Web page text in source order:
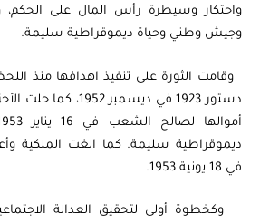
واحتكار وسيطرة رأس المال على الحكم،
وجيش وطني وحياة ديموقراطية سليمة.
وقامت الثورة على تنفيذ اهدافها منذ
دستور 1923 في ديسمبر
ديموقراطية سليمة. كما الغت الملكية
في 18 يونية 1953.
وكخطوة أولى لتحقيق العدالة